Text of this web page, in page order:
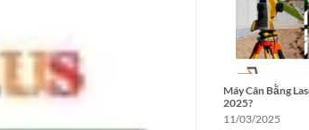
Máy Cân Bằng
2025?
11/03/2025